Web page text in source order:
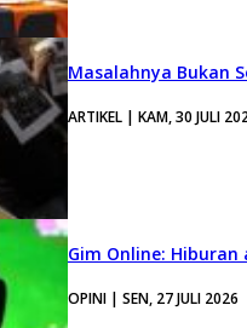
Masalahnya Bukan
ARTIKEL | KAM, 30 JULI
Gim Online:
OPINI | SEN, 27 JULI 2026